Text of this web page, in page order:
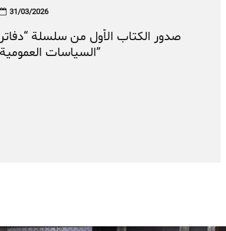
31/03/2026
صدور الكتاب الأول من سلسلة “دفاتر
السياسات العمومية”